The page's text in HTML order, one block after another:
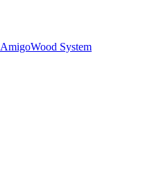
AmigoWood System